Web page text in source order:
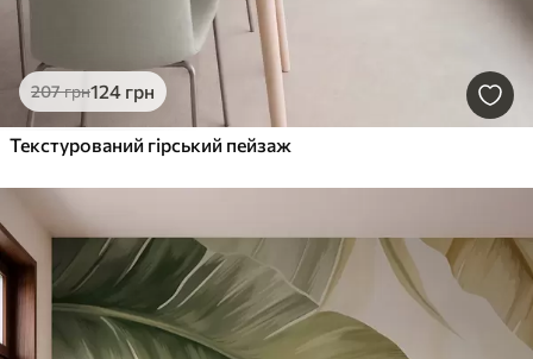
207грн124 грн
Текстурований гірський пейзаж